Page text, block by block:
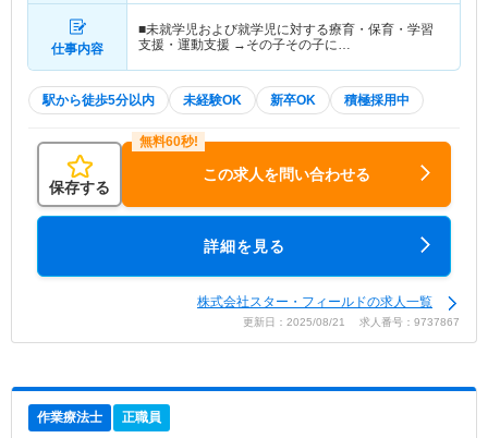
仕事内容
■未就学児および就学児に対する療育・保育・学習
支援・運動支援 →その子その子に…
駅から徒歩5分以内 未経験OK 新卒OK 積極採用中
保存する
この求人を問い合わせる
詳細を見る
株式会社スター・フィールドの求人一覧
更新日：2025/08/21 求人番号：9737867
作業療法士 正職員